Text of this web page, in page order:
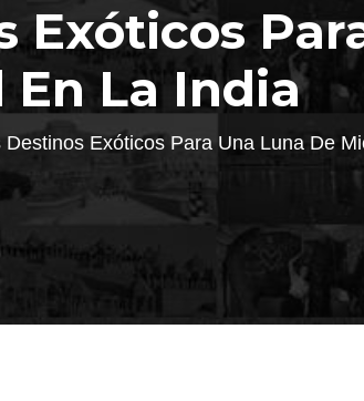
Exóticos
En La India
Destinos Exóticos Para Una Luna De